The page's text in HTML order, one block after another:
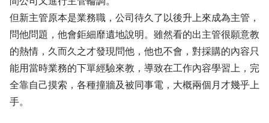
但新主管原本是業務職，公司待久了以後升上來成為主管，
問他問題，他會鉅細靡遺地說明。雖然看的出主管很願意教
的熱情，久而久之才發現問他，他也不會，對採購的內容只
能用當時業務的下單經驗來教，導致在工作內容學習上，完
全靠自己摸索，各種撞牆及被同事電，大概兩個月才幾乎上
手。